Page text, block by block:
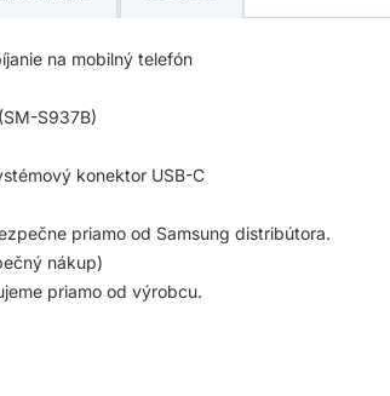
na mobilný telefón
S937B)
konektor USB-C
priamo od Samsung distribútora.
nákup)
priamo od výrobcu.